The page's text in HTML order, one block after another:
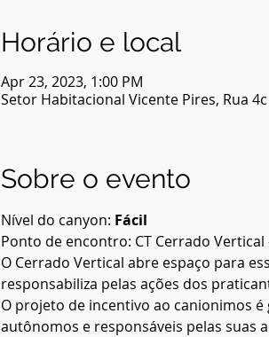
Horário e local
Apr 23, 2023, 1:00 PM
Setor Habitacional Vicente Pires, Rua
Sobre o evento
Nível do canyon: Fácil
Ponto de encontro: CT Cerrado
O Cerrado Vertical abre espaço para
responsabiliza pelas ações dos
O projeto de incentivo ao canionimos
autônomos e responsáveis pelas suas